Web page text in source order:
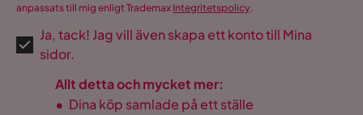
anpassats till mig enligt Trademax Integritetspolicy.
Ja, tack! Jag vill även skapa ett konto till Mina
sidor.
Allt detta och mycket mer:
• Dina köp samlade på ett ställe